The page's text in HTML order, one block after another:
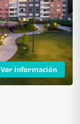
Ver información